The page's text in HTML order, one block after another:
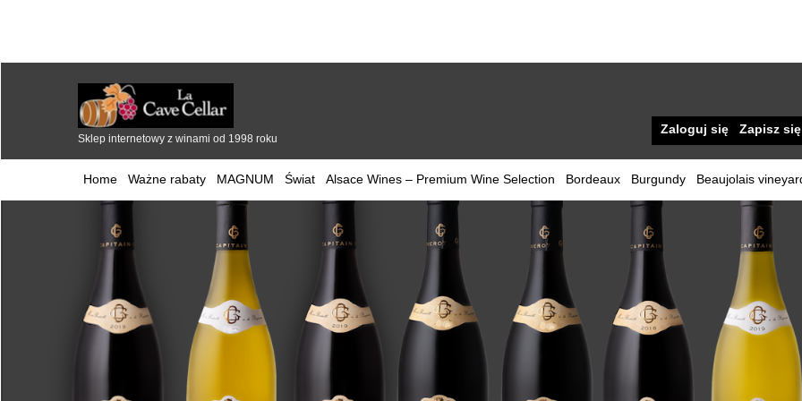
Sklep internetowy z winami od 1998 roku
Zaloguj się Zapisz się
Home Ważne rabaty MAGNUM Świat Alsace Wines – Premium Wine Selection Bordeaux Burgundy Beaujolais